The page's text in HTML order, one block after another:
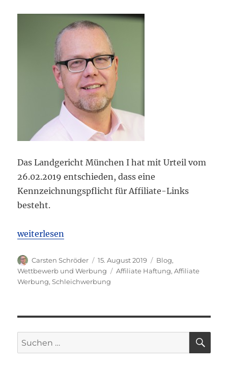
Das Landgericht München I hat mit Urteil vom
26.02.2019 entschieden, dass eine
Kennzeichnungspflicht für Affiliate-Links
besteht.
„LG München I: Kennzeichnungspflicht von
weiterlesen
Autor
Carsten Schröder
Veröffentlicht
am
15. August 2019 Kategorien
Blog,
Wettbewerb und Werbung
Schlagwörter
Affiliate Haftung,Affiliate
Werbung,Schleichwerbung
Suchen
nach: